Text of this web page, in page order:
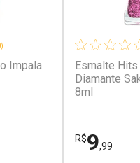
Impala
Esmalte
Diamante
8ml
R$9,99